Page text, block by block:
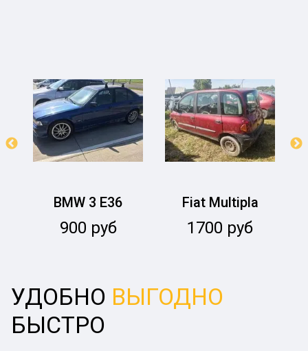
BMW 3 E36
900 руб
Fiat Multipla
1700 руб
УДОБНО ВЫГОДНО
БЫСТРО